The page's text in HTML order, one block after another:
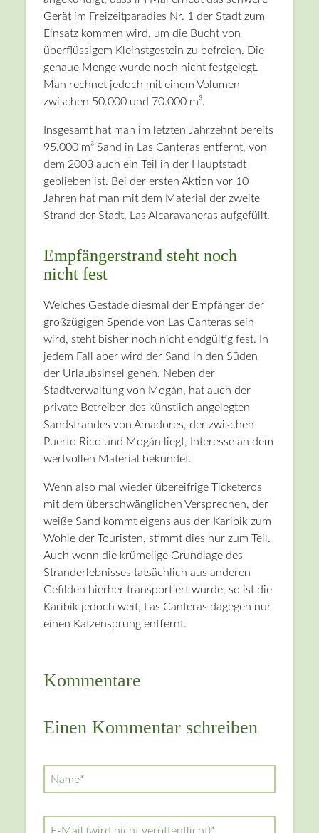
Gerät im Freizeitparadies Nr. 1 der Stadt zum
Einsatz kommen wird, um die Bucht von
überflüssigem Kleinstgestein zu befreien. Die
genaue Menge wurde noch nicht festgelegt.
Man rechnet jedoch mit einem Volumen
zwischen 50.000 und 70.000 m³.
Insgesamt hat man im letzten Jahrzehnt bereits
95.000 m³ Sand in Las Canteras entfernt, von
dem 2003 auch ein Teil in der Hauptstadt
geblieben ist. Bei der ersten Aktion vor 10
Jahren hat man mit dem Material der zweite
Strand der Stadt, Las Alcaravaneras aufgefüllt.
Empfängerstrand steht noch
nicht fest
Welches Gestade diesmal der Empfänger der
großzügigen Spende von Las Canteras sein
wird, steht bisher noch nicht endgültig fest. In
jedem Fall aber wird der Sand in den Süden
der Urlaubsinsel gehen. Neben der
Stadtverwaltung von Mogán, hat auch der
private Betreiber des künstlich angelegten
Sandstrandes von Amadores, der zwischen
Puerto Rico und Mogán liegt, Interesse an dem
wertvollen Material bekundet.
Wenn also mal wieder übereifrige Ticketeros
mit dem überschwänglichen Versprechen, der
weiße Sand kommt eigens aus der Karibik zum
Wohle der Touristen, stimmt dies nur zum Teil.
Auch wenn die krümelige Grundlage des
Stranderlebnisses tatsächlich aus anderen
Gefilden hierher transportiert wurde, so ist die
Karibik jedoch weit, Las Canteras dagegen nur
einen Katzensprung entfernt.
Kommentare
Einen Kommentar schreiben
Pflichtfeld
Name*
Pflichtfeld